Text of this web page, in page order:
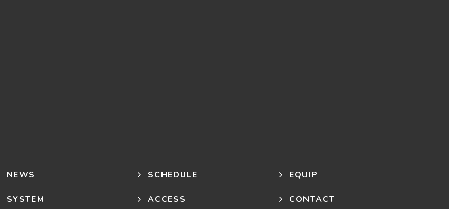
NEWS SCHEDULE EQUIP
SYSTEM ACCESS CONTACT